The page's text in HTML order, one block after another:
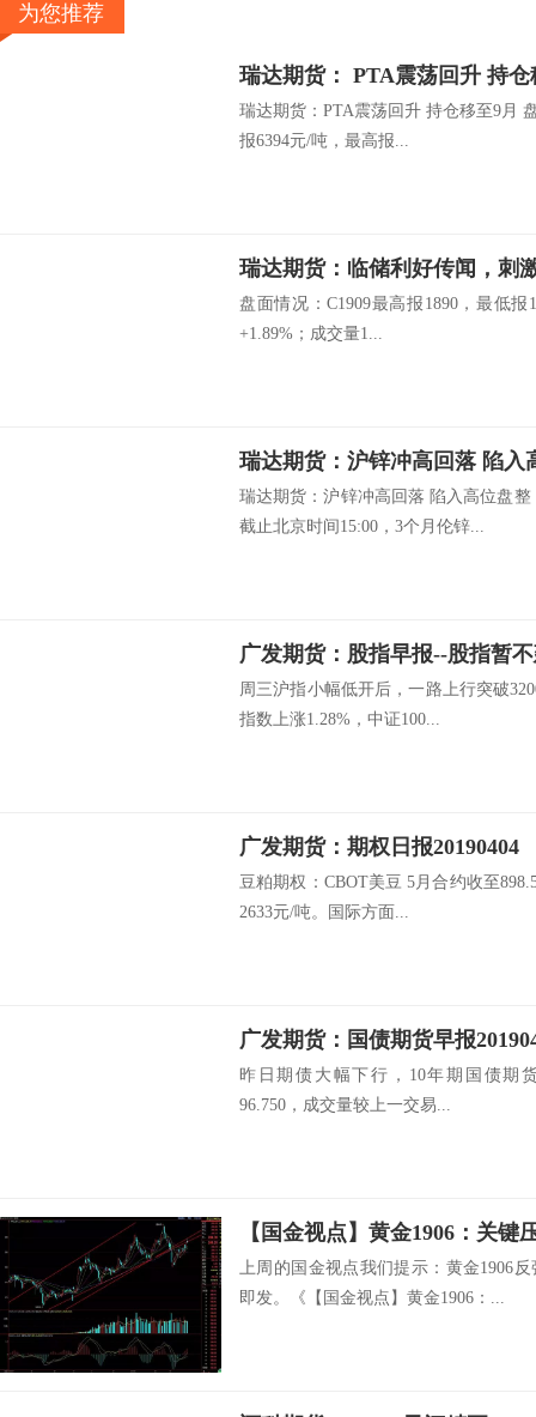
为您推荐
瑞达期货： PTA震荡回升 持仓
瑞达期货：PTA震荡回升 持仓移至9月
报6394元/吨，最高报...
瑞达期货：临储利好传闻，刺
盘面情况：C1909最高报1890，最低
+1.89%；成交量1...
瑞达期货：沪锌冲高回落 陷入
瑞达期货：沪锌冲高回落 陷入高位盘
截止北京时间15:00，3个月伦锌...
广发期货：股指早报--股指暂
周三沪指小幅低开后，一路上行突破
指数上涨1.28%，中证100...
广发期货：期权日报20190404
豆粕期权：CBOT美豆 5月合约收至
2633元/吨。国际方面...
昨日期债大幅下行，10年期国债期
96.750，成交量较上一交易...
上周的国金视点我们提示：黄金1906
即发。《【国金视点】黄金1906：...